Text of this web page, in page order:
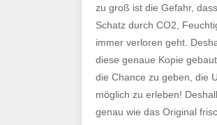
zu groß ist die Gefahr,
Schatz durch CO2,
immer verloren geht.
diese genaue Kopie
die Chance zu geben, die
möglich zu erleben!
genau wie das Original